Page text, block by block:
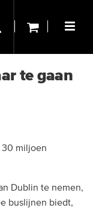
te gaan
30 miljoen
Dublin te nemen,
buslijnen biedt,